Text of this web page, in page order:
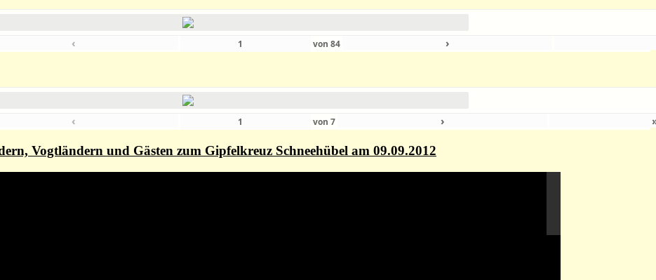
‹ von84 ›
‹ von7 ›
Vogtländern und Gästen zum Gipfelkreuz Schneehübel am 09.09.2012